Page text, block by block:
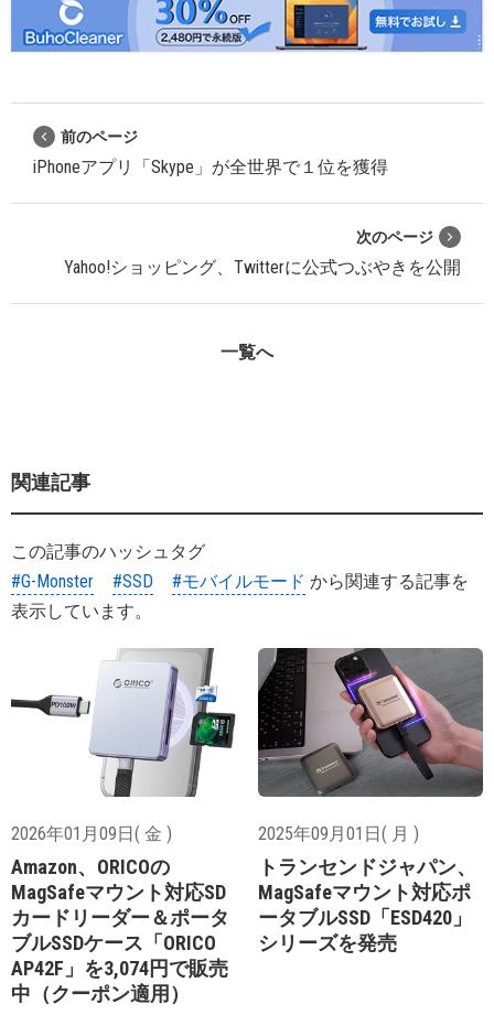
前のページ
iPhoneアプリ「Skype」が全世界で１位を獲得
次のページ
Yahoo!ショッピング、Twitterに公式つぶやきを公開
一覧へ
関連記事
この記事のハッシュタグ
#G-Monster
#SSD #モバイルモード から関連する記事を
表示しています。
2026年01月09日( 金 )
Amazon、ORICOの
MagSafeマウント対応SD
カードリーダー＆ポータ
ブルSSDケース「ORICO
AP42F」を3,074円で販売
中（クーポン適用）
2025年09月01日( 月 )
トランセンドジャパン、
MagSafeマウント対応ポ
ータブルSSD「ESD420」
シリーズを発売